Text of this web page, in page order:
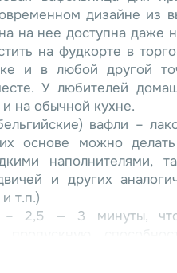
дизайне из
на нее доступна даже
на фудкорте в
и в любой другой
У любителей
на обычной кухне.
вафли –
основе можно
наполнителями,
и других
т.п.)
2,5 — 3 минуты, что
ожидания привлечет